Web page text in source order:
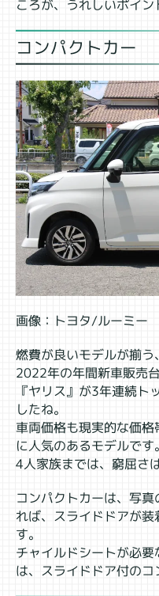
ころが、うれしいポイン
コンパクトカー
画像：トヨタ/ルーミー
燃費が良いモデルが揃う
2022年の年間新車販売
『ヤリス』が3年連続ト
したね。
車両価格も現実的な価
に人気のあるモデルです。
4人家族までは、窮屈さ
コンパクトカーは、写
れば、スライドドアが
す。
チャイルドシートが必
は、スライドドア付のコ